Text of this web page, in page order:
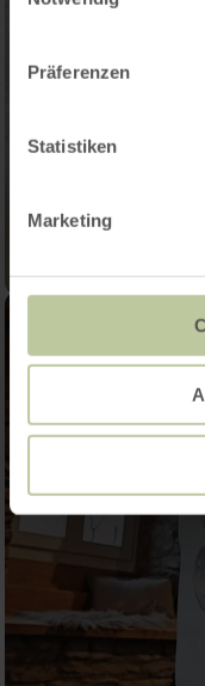
Präferenzen
Statistiken
Marketing